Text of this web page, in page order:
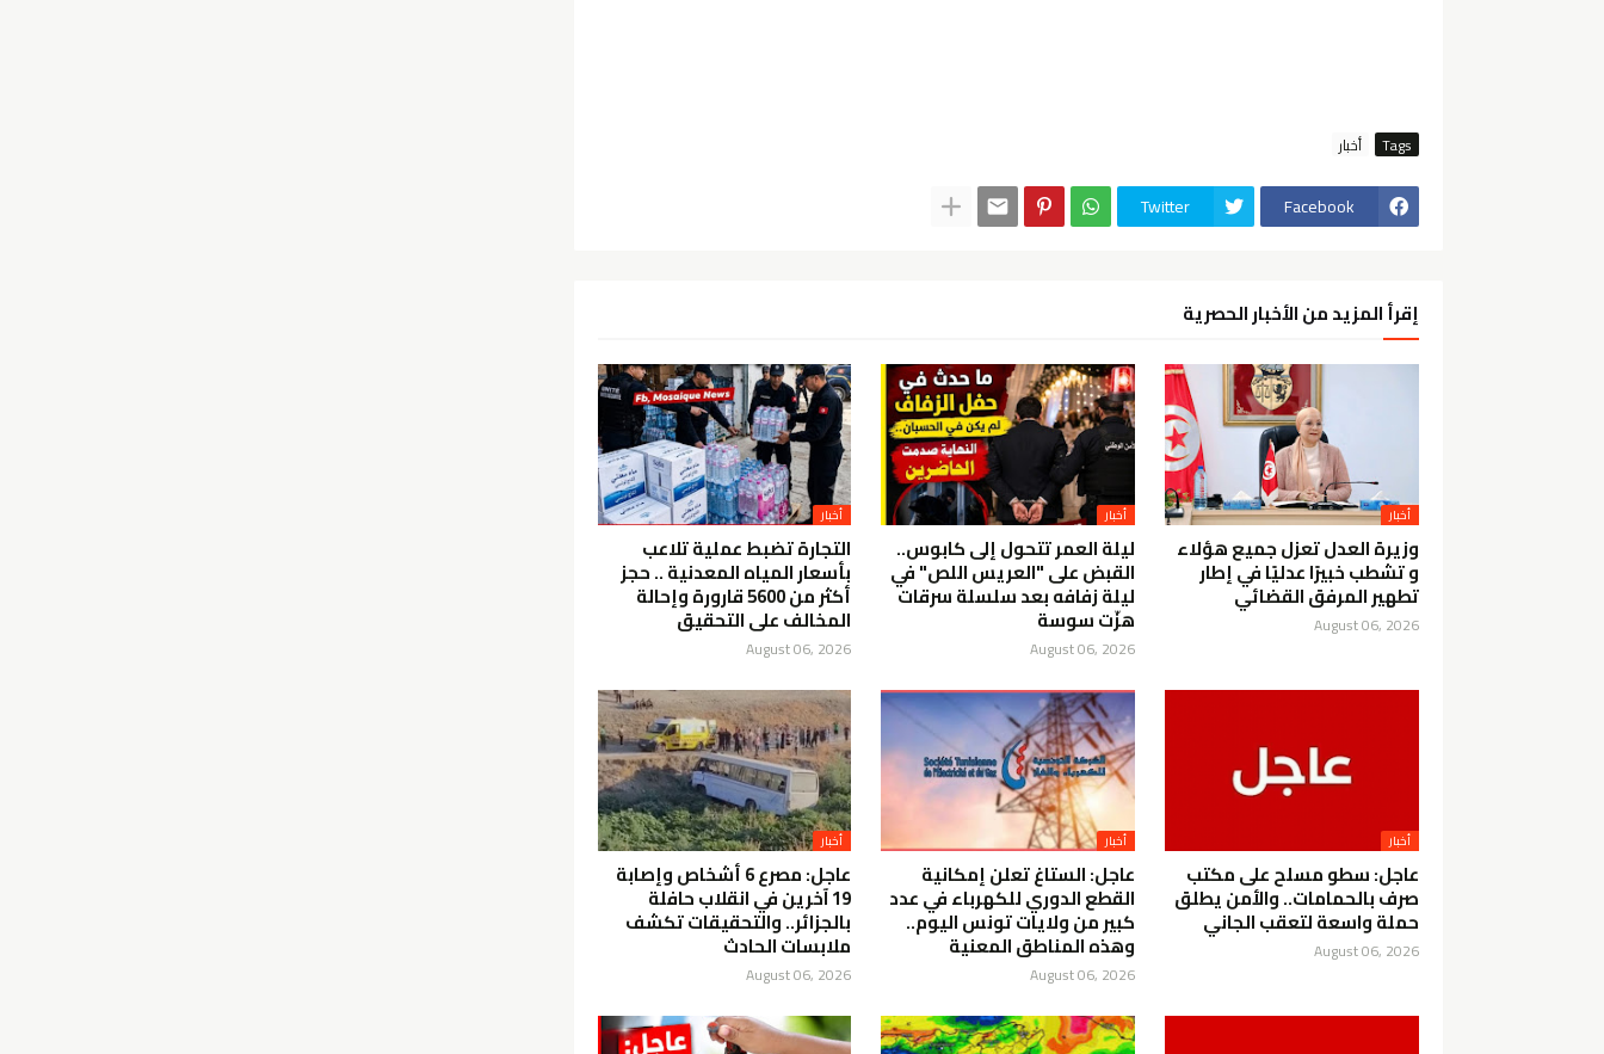
Tags أخبار
Facebook
Twitter
إقرأ المزيد من الأخبار الحصرية
أخبار
وزيرة العدل تعزل جميع هؤلاء
و تشطب خبيرًا عدليًا في إطار
تطهير المرفق القضائي
August 06, 2026
أخبار
ليلة العمر تتحول إلى كابوس..
القبض على "العريس اللص" في
ليلة زفافه بعد سلسلة سرقات
هزّت سوسة
August 06, 2026
أخبار
التجارة تضبط عملية تلاعب
بأسعار المياه المعدنية .. حجز
أكثر من 5600 قارورة وإحالة
المخالف على التحقيق
August 06, 2026
أخبار
عاجل: سطو مسلح على مكتب
صرف بالحمامات.. والأمن يطلق
حملة واسعة لتعقب الجاني
August 06, 2026
أخبار
عاجل: الستاغ تعلن إمكانية
القطع الدوري للكهرباء في عدد
كبير من ولايات تونس اليوم..
وهذه المناطق المعنية
August 06, 2026
أخبار
عاجل: مصرع 6 أشخاص وإصابة
19 آخرين في انقلاب حافلة
بالجزائر.. والتحقيقات تكشف
ملابسات الحادث
August 06, 2026